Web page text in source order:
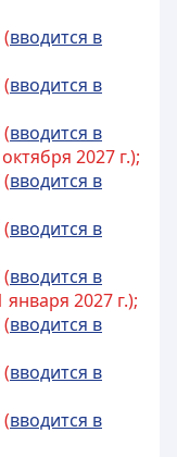
вводится в
вводится в
вводится в
2027 г.);
вводится в
вводится в
вводится в
января 2027 г.);
вводится в
вводится в
вводится в